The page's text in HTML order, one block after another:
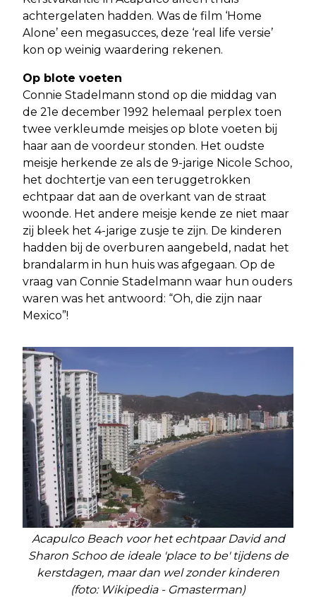
achtergelaten hadden. Was de film ‘Home
Alone’ een megasucces, deze ‘real life versie’
kon op weinig waardering rekenen.
Op blote voeten
Connie Stadelmann stond op die middag van
de 21e december 1992 helemaal perplex toen
twee verkleumde meisjes op blote voeten bij
haar aan de voordeur stonden. Het oudste
meisje herkende ze als de 9-jarige Nicole Schoo,
het dochtertje van een teruggetrokken
echtpaar dat aan de overkant van de straat
woonde. Het andere meisje kende ze niet maar
zij bleek het 4-jarige zusje te zijn. De kinderen
hadden bij de overburen aangebeld, nadat het
brandalarm in hun huis was afgegaan. Op de
vraag van Connie Stadelmann waar hun ouders
waren was het antwoord: “Oh, die zijn naar
Mexico”!
Acapulco Beach voor het echtpaar David and
Sharon Schoo de ideale 'place to be' tijdens de
kerstdagen, maar dan wel zonder kinderen
(foto: Wikipedia - Gmasterman)